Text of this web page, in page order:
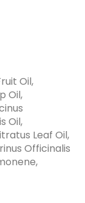
Oil,
Oil,
Oil,
Leaf Oil,
Officinalis